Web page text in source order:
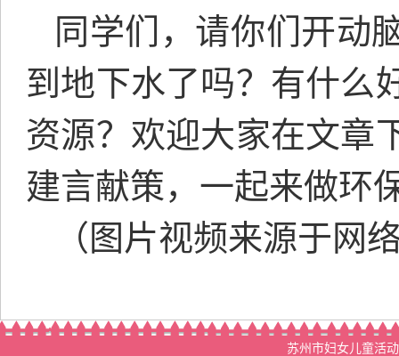
同学们，请你们开动
到地下水了吗？有什么
资源？欢迎大家在文章
建言献策，一起来做环
（图片视频来源于网
苏州市妇女儿童活